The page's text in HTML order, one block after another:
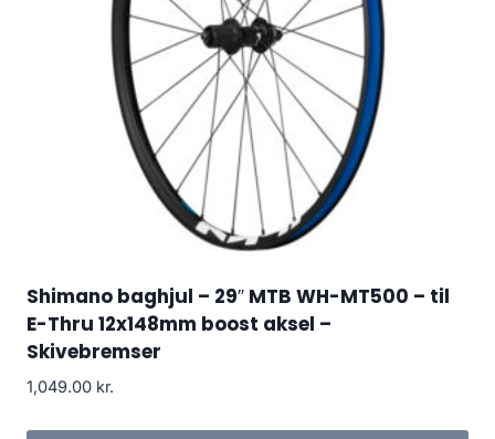
Shimano baghjul – 29″ MTB WH-MT500 – til
E-Thru 12x148mm boost aksel –
Skivebremser
1,049.00 kr.